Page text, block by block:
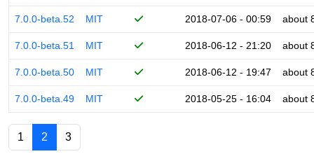
7.0.0-beta.52 MIT 2018-07-06 - 00:59 about
7.0.0-beta.51 MIT 2018-06-12 - 21:20 about
7.0.0-beta.50 MIT 2018-06-12 - 19:47 about
7.0.0-beta.49 MIT 2018-05-25 - 16:04 about
1 2 3